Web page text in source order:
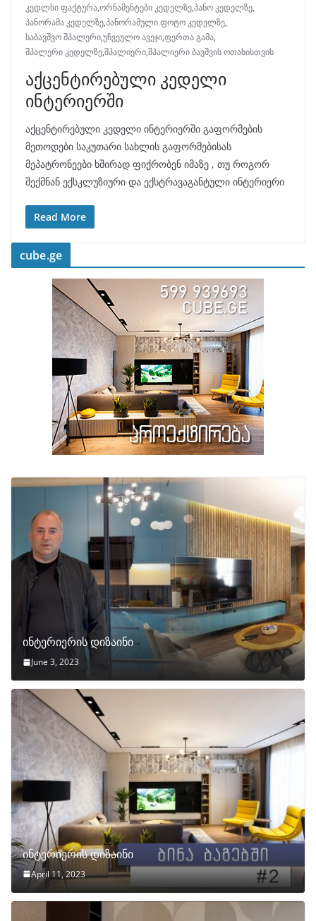
კედლსი ფაქტურა,ორნამენტები კედელზე,პანო კედელზე,
პანორამა კედელზე,პანორამული ფოტო კედელზე,
საბავშვო შპალერი,უჩვეულო ავეჯი,ფერთა გამა,
შპალერი კედელზე,შპალიერი,შპალიერი ბავშვის ოთახისთვის
აქცენტირებული კედელი
ინტერიერში
აქცენტირებული კედელი ინტერიერში გაფორმების
მეთოდები საკუთარი სახლის გაფორმებისას
მეპატრონეები ხშირად ფიქრობენ იმაზე , თუ როგორ
შექმნან ექსკლუზიური და ექსტრავაგანტული ინტერიერი
Read More
cube.ge
ინტერიერის დიზაინი
June 3, 2023
ინტერიერის დიზაინი
April 11, 2023